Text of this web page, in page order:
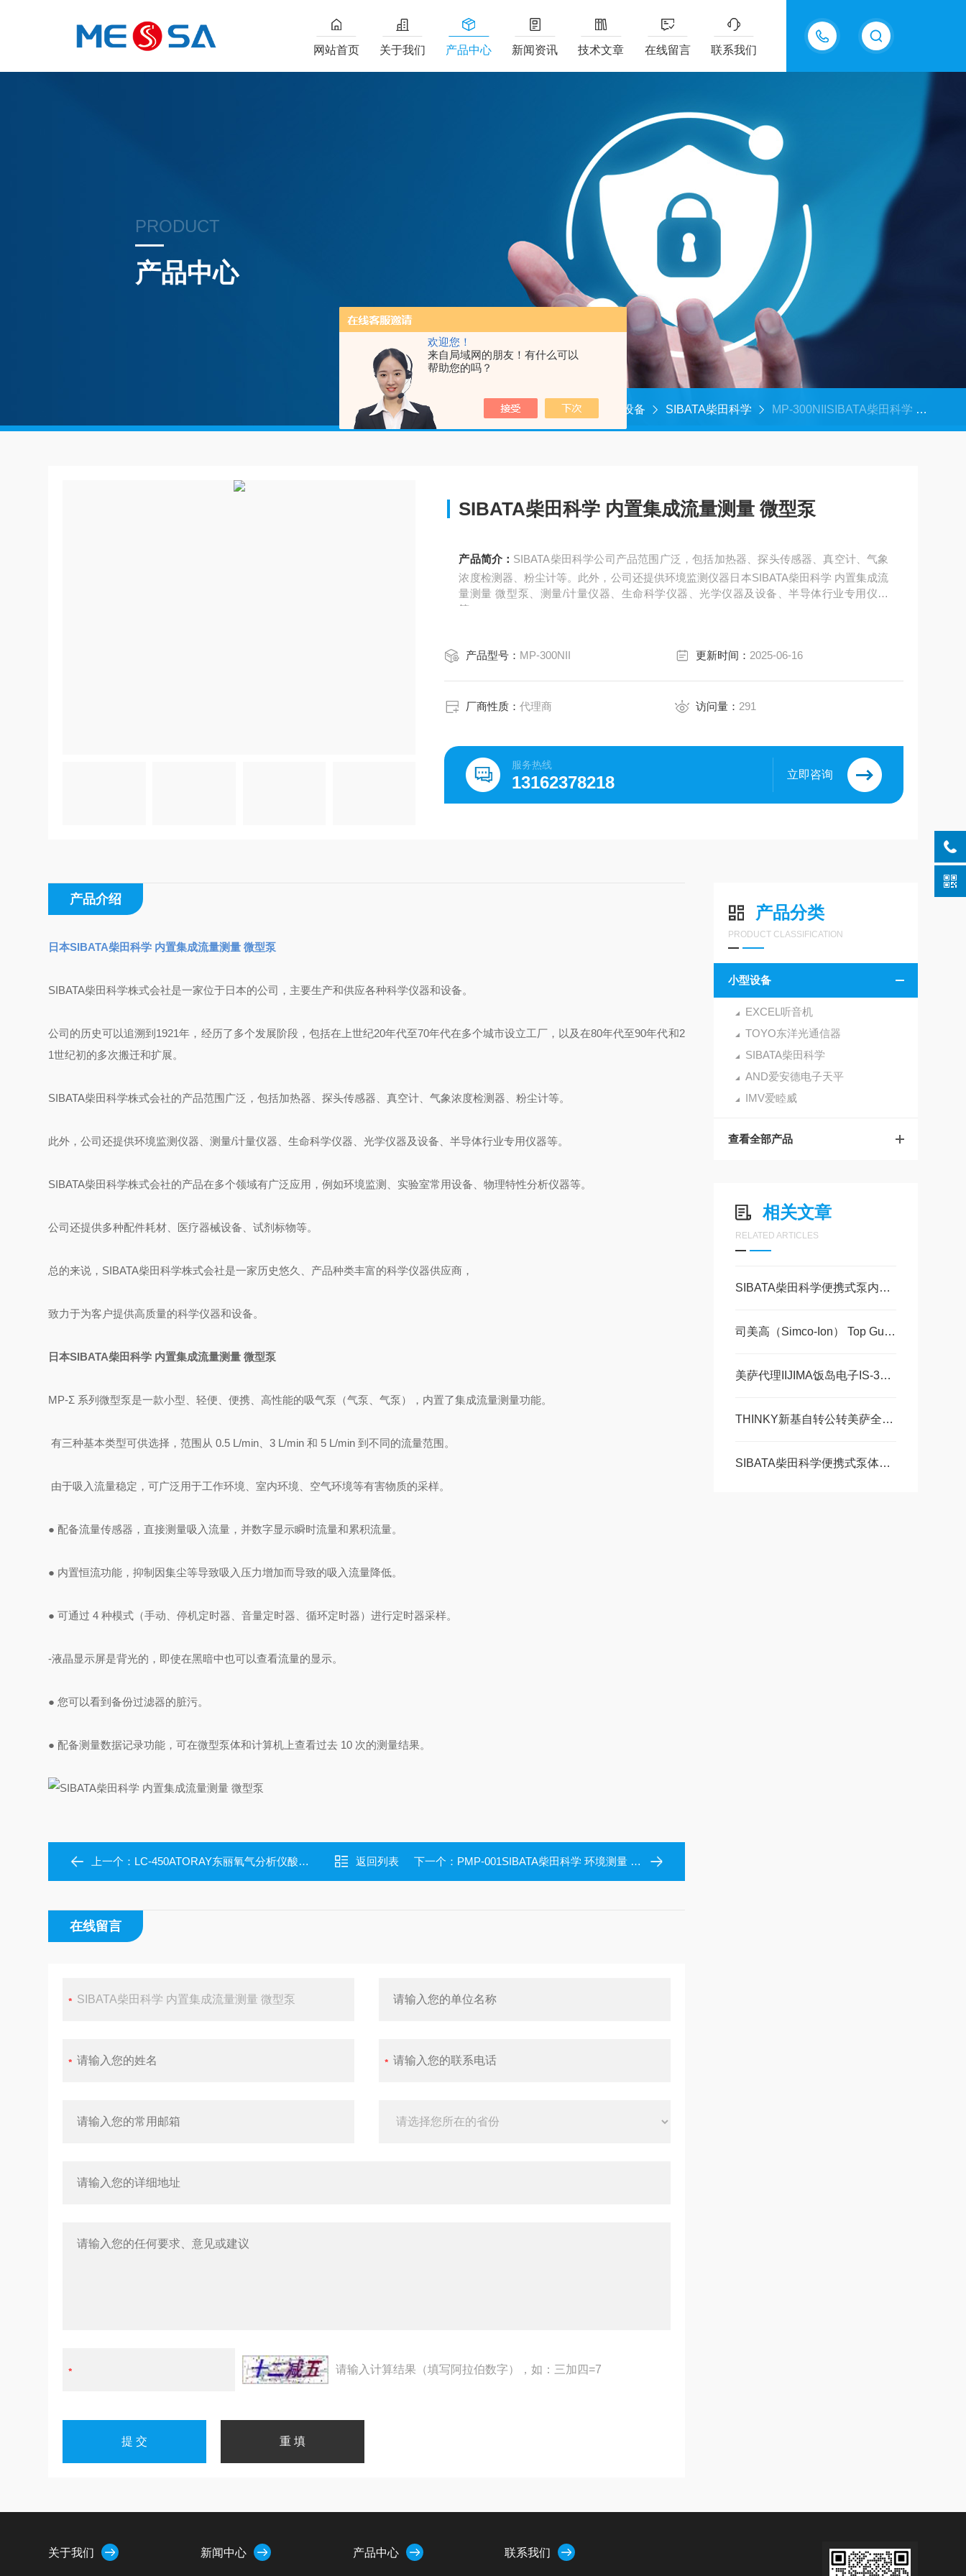
欢迎您！
来自局域网的朋友！有什么可以
帮助您的吗？
13915577898
网站首页 关于我们 产品中心 新闻资讯 技术文章 在线留言 联系我们
PRODUCT
产品中心
首页 产品中心 小型设备 SIBATA柴田科学 MP-300NIISIBATA柴田科学 内置集成流量测量 微型泵
SIBATA柴田科学 内置集成流量测量 微型泵
产品简介： SIBATA柴田科学公司产品范围广泛，包括加热器、探头传感器、真空计、气象
浓度检测器、粉尘计等。此外，公司还提供环境监测仪器日本SIBATA柴田科学 内置集成流
量测量 微型泵、测量/计量仪器、生命科学仪器、光学仪器及设备、半导体行业专用仪器
等。
产品型号： MP-300NII 更新时间： 2025-06-16
厂商性质：代理商 访问量： 291
服务热线
13162378218 立即咨询
产品分类
PRODUCT CLASSIFICATION
小型设备
EXCEL听音机
TOYO东洋光通信器
SIBATA柴田科学
AND爱安德电子天平
IMV爱睦威
查看全部产品
相关文章
RELATED ARTICLES
SIBATA柴田科学便携式泵内置恒定流量功能
司美高（Simco-Ion） Top Gun离子风枪 现货20
美萨代理IIJIMA饭岛电子IS-300,食品用微虽酸素分析计 现货30台
THINKY新基自转公转美萨全搅拌机 ARE-310/AR-100锂电行业新能源汽车领域
SIBATA柴田科学便携式泵体积小巧且重量轻便
产品介绍
日本SIBATA柴田科学 内置集成流量测量 微型泵
SIBATA柴田科学株式会社‌是一家位于日本的公司，主要生产和供应各种科学仪器和设备。
公司的历史可以追溯到1921年，经历了多个发展阶段，包括在上世纪20年代至70年代在多个城市设立工厂， 以及在80年代至90年代和2
1世纪初的多次搬迁和扩展‌。
SIBATA柴田科学株式会社的产品范围广泛，包括加热器、探头传感器、真空计、气象浓度检测器、粉尘计等。
此外，公司还提供环境监测仪器、测量/计量仪器、生命科学仪器、光学仪器及设备、半导体行业专用仪器等‌。
SIBATA柴田科学株式会社的产品在多个领域有广泛应用，例如环境监测、实验室常用设备、物理特性分析仪器等。
公司还提供多种配件耗材、医疗器械设备、试剂标物等‌。
总的来说，SIBATA柴田科学株式会社是一家历史悠久、产品种类丰富的科学仪器供应商，
致力于为客户提供高质量的科学仪器和设备。
日本SIBATA柴田科学 内置集成流量测量 微型泵
MP-Σ 系列微型泵是一款小型、轻便、便携、高性能的吸气泵（气泵、气泵），内置了集成流量测量功能。
有三种基本类型可供选择，范围从 0.5 L/min、3 L/min 和 5 L/min 到不同的流量范围。
由于吸入流量稳定，可广泛用于工作环境、室内环境、空气环境等有害物质的采样。
● 配备流量传感器，直接测量吸入流量，并数字显示瞬时流量和累积流量。
● 内置恒流功能，抑制因集尘等导致吸入压力增加而导致的吸入流量降低。
● 可通过 4 种模式（手动、停机定时器、音量定时器、循环定时器）进行定时器采样。
-液晶显示屏是背光的，即使在黑暗中也可以查看流量的显示。
● 您可以看到备份过滤器的脏污。
● 配备测量数据记录功能，可在微型泵体和计算机上查看过去 10 次的测量结果。
上一个： LC-450ATORAY东丽氧气分析仪酸素浓度计 返回列表 下一个： PMP-001SIBATA柴田科学 环境测量 个人微型真空泵
在线留言
请输入计算结果（填写阿拉伯数字），如：三加四=7
关于我们 新闻中心 产品中心 联系我们